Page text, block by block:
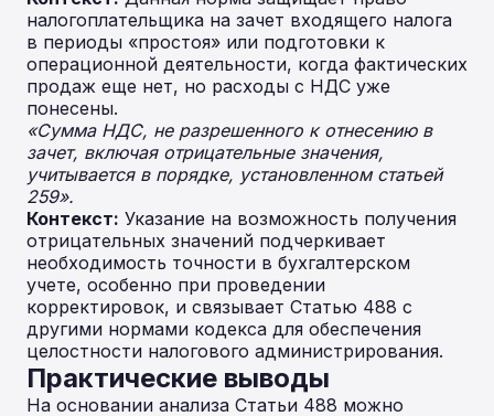
налогоплательщика на зачет входящего налога
в периоды «простоя» или подготовки к
операционной деятельности, когда фактических
продаж еще нет, но расходы с НДС уже
понесены.
«Сумма НДС, не разрешенного к отнесению в
зачет, включая отрицательные значения,
учитывается в порядке, установленном статьей
259».
Контекст: Указание на возможность получения
отрицательных значений подчеркивает
необходимость точности в бухгалтерском
учете, особенно при проведении
корректировок, и связывает Статью 488 с
другими нормами кодекса для обеспечения
целостности налогового администрирования.
Практические выводы
На основании анализа Статьи 488 можно